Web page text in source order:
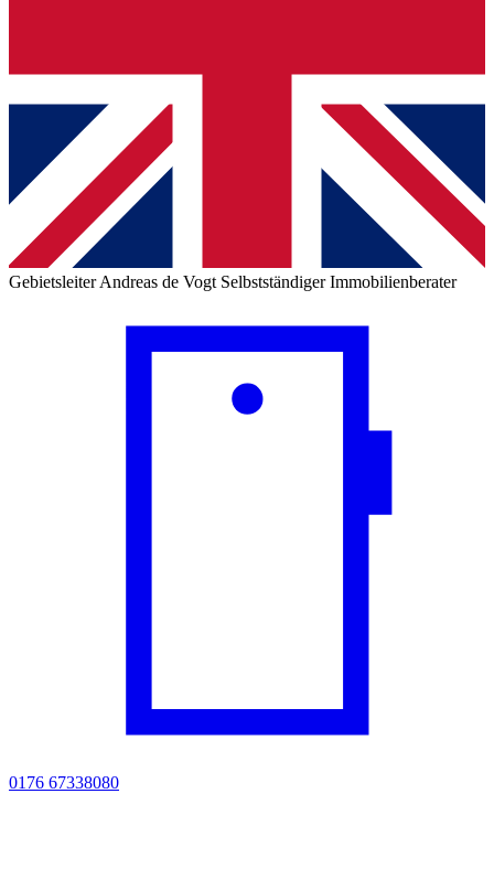
Gebietsleiter Andreas de Vogt Selbstständiger Immobilienberater
0176 67338080